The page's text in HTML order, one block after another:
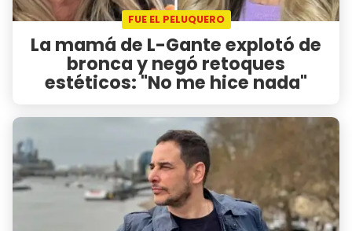
FUE EL PELUQUERO
La mamá de L-Gante explotó de
bronca y negó retoques
estéticos: "No me hice nada"